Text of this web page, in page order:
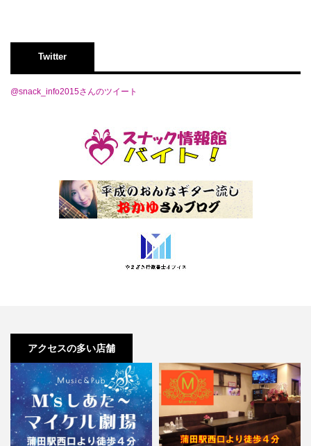
Twitter
@snack_info2015さんのツイート
アクセスの多い店舗